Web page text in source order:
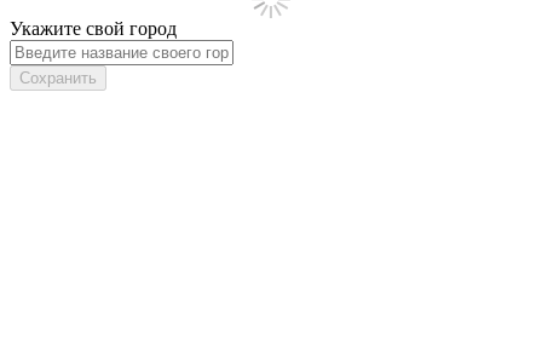
Укажите свой город
Сохранить